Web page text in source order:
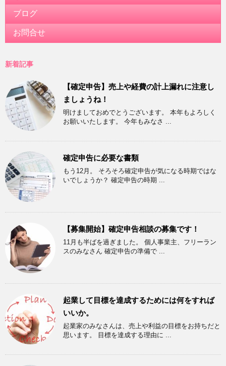
ブログ
お問合せ
新着記事
【確定申告】売上や経費の計上漏れに注意し
ましょうね！
明けましておめでとうございます。 本年もよろしく
お願いいたします。 今年もみなさ ...
確定申告に必要な書類
もう12月。 そろそろ確定申告が気になる時期ではな
いでしょうか？ 確定申告の時期 ...
【募集開始】確定申告相談の募集です！
11月も半ばを過ぎました。 個人事業主、フリーラン
スのみなさん 確定申告の準備で ...
起業して目標を達成するためには何をすれば
いいか。
起業家のみなさんは、売上や利益の目標をお持ちだと
思います。 目標を達成する理由に ...